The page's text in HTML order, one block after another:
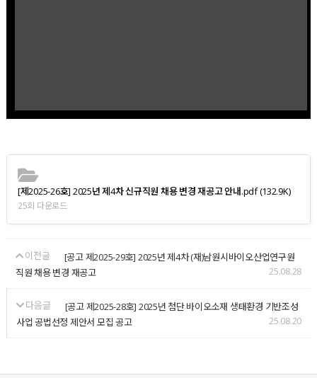
[제2025-26호] 2025년 제4차 신규직원 채용 변경 재공고 안내.pdf(132.9K)
25회 다운로드
이전글
[공고 제2025-29호] 2025년 제4차 (재)남원시바이오산업연구원
직원 채용 변경 재공고
25.08.28
다음글
[공고 제2025-28호] 2025년 첨단 바이오소재 생태환경 기반조성
사업 공법선정 제안서 모집 공고
25.08.20